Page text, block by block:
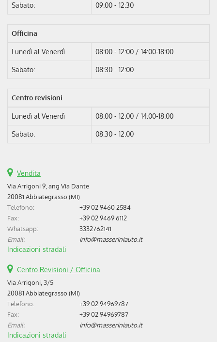
Sabato: 09:00 - 12:30
Officina
Lunedì al Venerdì 08:00 - 12:00 / 14:00-18:00
Sabato: 08:30 - 12:00
Centro revisioni
Lunedì al Venerdì 08:00 - 12:00 / 14:00-18:00
Sabato: 08:30 - 12:00
Vendita
Via Arrigoni 9, ang Via Dante
20081 Abbiategrasso (MI)
Telefono:
+39 02 9460 2584
Fax:
+39 02 9469 6112
Whatsapp:
3332762141
Email:
info@masseriniauto.it
Indicazioni stradali
Centro Revisioni / Officina
Via Arrigoni, 3/5
20081 Abbiategrasso (MI)
Telefono:
+39 02 94969787
Fax:
+39 02 94969787
Email:
info@masseriniauto.it
Indicazioni stradali